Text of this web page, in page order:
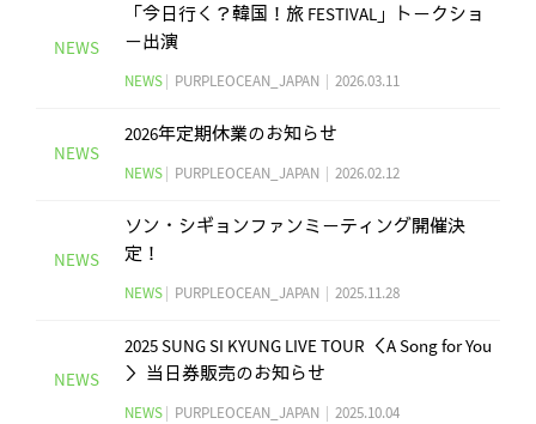
NEWS
「​今日行く？韓国！旅 FESTIVAL」​トークショ
ー出演
NEWS PURPLEOCEAN_JAPAN 2026.03.11
NEWS
2026年定期休業のお知らせ
NEWS PURPLEOCEAN_JAPAN 2026.02.12
NEWS
ソン・シギョンファンミーティング開催決
定！
NEWS PURPLEOCEAN_JAPAN 2025.11.28
NEWS
2025 SUNG SI KYUNG LIVE TOUR ＜A Song for You
＞ 当日券販売のお知らせ
NEWS PURPLEOCEAN_JAPAN 2025.10.04